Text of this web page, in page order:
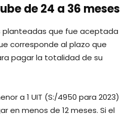
de 24 a 36 meses
planteadas que fue aceptada
corresponde al plazo que
pagar la totalidad de su
a 1 UIT (S:/4950 para 2023)
en menos de 12 meses. Si el